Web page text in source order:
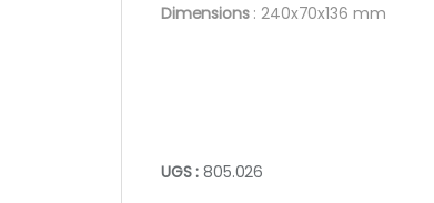
Dimensions: 240x70x136 mm
UGS :805.026